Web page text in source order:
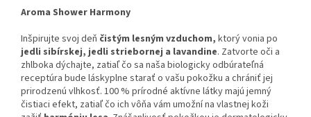
Aroma Shower Harmony
Inšpirujte svoj deň čistým lesným vzduchom, ktorý vonia po
jedli sibírskej, jedli striebornej a lavandine. Zatvorte oči a
zhlboka dýchajte, zatiaľ čo sa naša biologicky odbúrateľná
receptúra bude láskyplne starať o vašu pokožku a chrániť jej
prirodzenú vlhkosť. 100 % prírodné aktívne látky majú jemný
čistiaci efekt, zatiaľ čo ich vôňa vám umožní na vlastnej koži